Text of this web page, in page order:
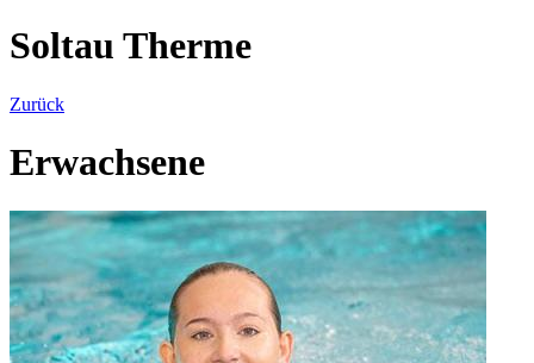
Soltau Therme
Zurück
Erwachsene